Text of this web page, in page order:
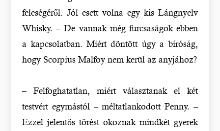
feleségéről. Jól esett volna egy kis Lángnyelv
Whisky. – De vannak még furcsaságok ebben
a kapcsolatban. Miért döntött úgy a bíróság,
hogy Scorpius Malfoy nem kerül az anyjához?
– Felfoghatatlan, miért választanak el két
testvért egymástól – méltatlankodott Penny. –
Ezzel jelentős törést okoznak mindkét gyerek